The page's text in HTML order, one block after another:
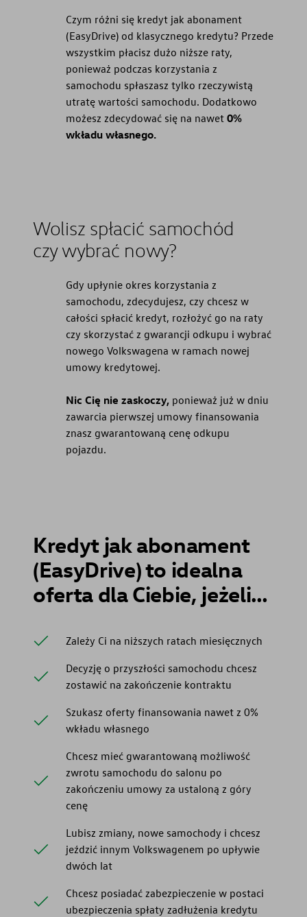
Czym różni się kredyt jak abonament
(EasyDrive) od klasycznego kredytu? Przede
wszystkim płacisz dużo niższe raty,
ponieważ podczas korzystania z
samochodu spłaszasz tylko rzeczywistą
utratę wartości samochodu. Dodatkowo
możesz zdecydować się na nawet 0%
wkładu własnego.
Wolisz spłacić samochód
czy wybrać nowy?
Gdy upłynie okres korzystania z
samochodu, zdecydujesz, czy chcesz w
całości spłacić kredyt, rozłożyć go na raty
czy skorzystać z gwarancji odkupu i wybrać
nowego Volkswagena w ramach nowej
umowy kredytowej.
Nic Cię nie zaskoczy, ponieważ już w dniu
zawarcia pierwszej umowy finansowania
znasz gwarantowaną cenę odkupu
pojazdu.
Kredyt jak abonament
(EasyDrive) to idealna
oferta dla Ciebie, jeżeli…
Zależy Ci na niższych ratach miesięcznych
Decyzję o przyszłości samochodu chcesz
zostawić na zakończenie kontraktu
Szukasz oferty finansowania nawet z 0%
wkładu własnego
Chcesz mieć gwarantowaną możliwość
zwrotu samochodu do salonu po
zakończeniu umowy za ustaloną z góry
cenę
Lubisz zmiany, nowe samochody i chcesz
jeździć innym Volkswagenem po upływie
dwóch lat
Chcesz posiadać zabezpieczenie w postaci
ubezpieczenia spłaty zadłużenia kredytu